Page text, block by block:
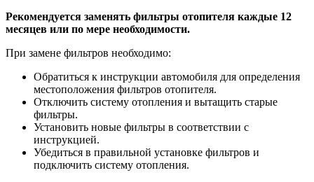
Рекомендуется заменять фильтры отопителя каждые 12
месяцев или по мере необходимости.
При замене фильтров необходимо:
Обратиться к инструкции автомобиля для определения
местоположения фильтров отопителя.
Отключить систему отопления и вытащить старые
фильтры.
Установить новые фильтры в соответствии с
инструкцией.
Убедиться в правильной установке фильтров и
подключить систему отопления.